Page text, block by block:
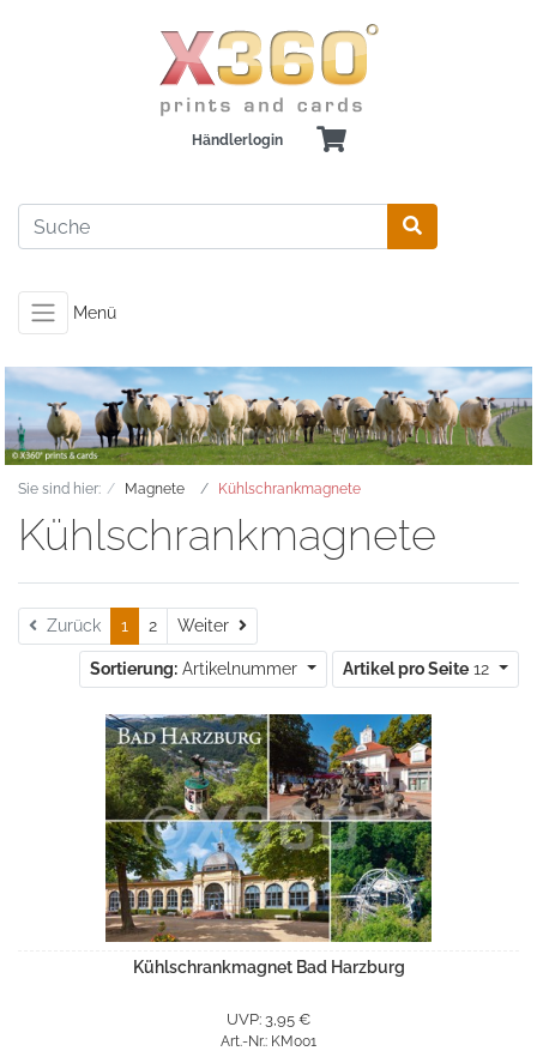
Händlerlogin
Menü
Sie sind hier: Magnete Kühlschrankmagnete
Kühlschrankmagnete
Zurück 1 2 Weiter Weiter
Sortierung: Artikelnummer Artikel pro Seite 12
Kühlschrankmagnet Bad Harzburg
UVP: 3,95 €
Art.-Nr.: KM001